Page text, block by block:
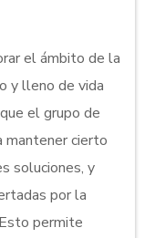
el ámbito de la
y lleno de vida
el grupo de
mantener cierto
soluciones, y
por la
permite